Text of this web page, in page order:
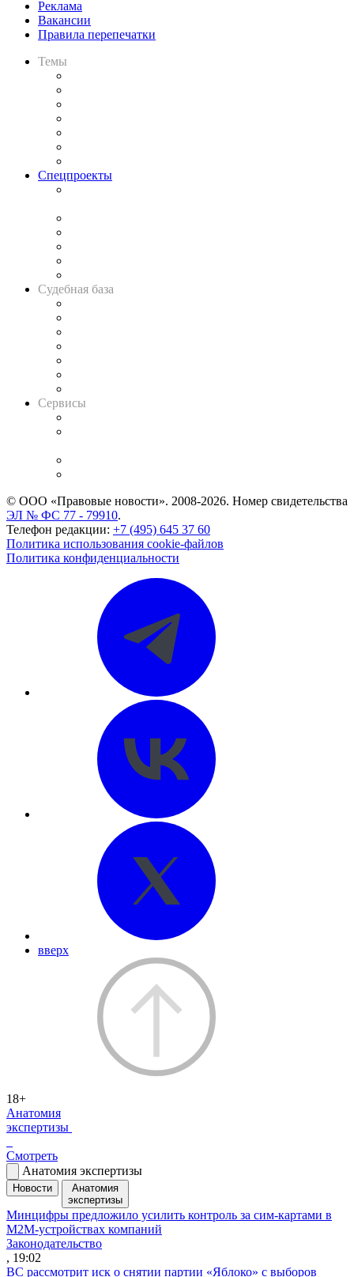
Реклама
Вакансии
Правила перепечатки
Темы
Спецпроекты
Судебная база
Сервисы
© ООО «Правовые новости». 2008-2026. Номер свидетельства
ЭЛ № ФС 77 - 79910.
Телефон редакции: +7 (495) 645 37 60
Политика использования cookie-файлов
Политика конфиденциальности
вверх
18+
Анатомия
экспертизы
Смотреть
Анатомия экспертизы
Новости
Анатомия
экспертизы
Минцифры предложило усилить контроль за сим-картами в
M2M-устройствах компаний
Законодательство
, 19:02
ВС рассмотрит иск о снятии партии «Яблоко» с выборов